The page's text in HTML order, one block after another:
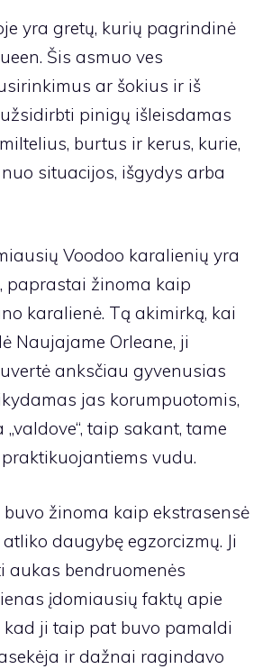
yra gretų, kurių pagrindinė
Šis asmuo ves
ar šokius ir iš
pinigų išleisdamas
burtus ir kerus, kurie,
situacijos, išgydys arba
Voodoo karalienių yra
paprastai žinoma kaip
karalienė. Tą akimirką, kai
Naujajame Orleane, ji
anksčiau gyvenusias
jas korumpuotomis,
taip sakant, tame
vudu.
buvo žinoma kaip ekstrasensė
daugybę egzorcizmų. Ji
aukas bendruomenės
įdomiausių faktų apie
kad ji taip pat buvo pamaldi
ir dažnai ragindavo